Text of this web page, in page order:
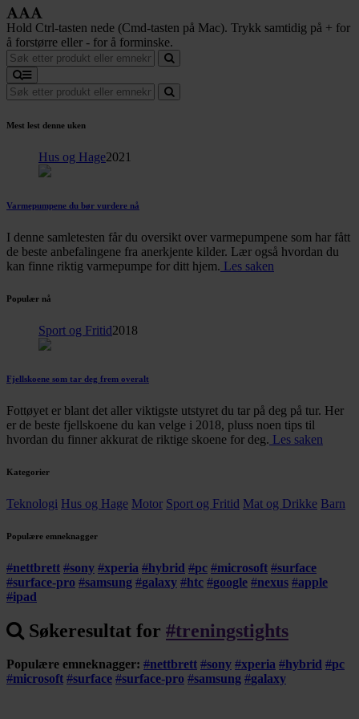
Hold Ctrl-tasten nede (Cmd-tasten på Mac). Trykk samtidig på + for
å forstørre eller - for å forminske.
Mest lest denne uken
Hus og Hage2021
Varmepumpene du bør vurdere nå
I denne samletesten får du oversikt over varmepumpene som har fått
de beste anbefalingene fra anerkjente kilder. Lær også hvordan du
kan finne riktig varmepumpe for ditt hjem. Les saken
Populær nå
Sport og Fritid2018
Fjellskoene som tar deg frem overalt
Fottøyet er blant det aller viktigste utstyret du tar på deg på tur. Her
er de beste fjellskoene du kan velge i 2018, pluss noen tips til
hvordan du finner akkurat de riktige skoene for deg. Les saken
Kategorier
Teknologi Hus og Hage Motor Sport og Fritid Mat og Drikke Barn
Populære emneknagger
#nettbrett #sony #xperia #hybrid #pc #microsoft #surface
#surface-pro #samsung #galaxy #htc #google #nexus #apple
#ipad
Søkeresultat for #treningstights
Populære emneknagger: #nettbrett #sony #xperia #hybrid #pc
#microsoft #surface #surface-pro #samsung #galaxy